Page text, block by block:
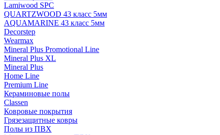
Lamiwood SPC
QUARTZWOOD 43 класс 5мм
AQUAMARINE 43 класс 5мм
Decorstep
Wearmax
Mineral Plus Promotional Line
Mineral Plus XL
Mineral Plus
Home Line
Premium Line
Кераминовые полы
Classen
Ковровые покрытия
Грязезащитные ковры
Полы из ПВХ